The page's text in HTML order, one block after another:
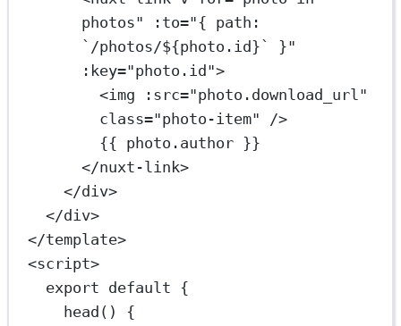
photos"
:to="{ path:
`/photos/${photo.id}` }"
:key="photo.id">
<img :src="photo.download_url"
class="photo-item"
/>
{{ photo.author }}
</nuxt-link>
</div>
</div>
</template>
<script>
export default {
head () {